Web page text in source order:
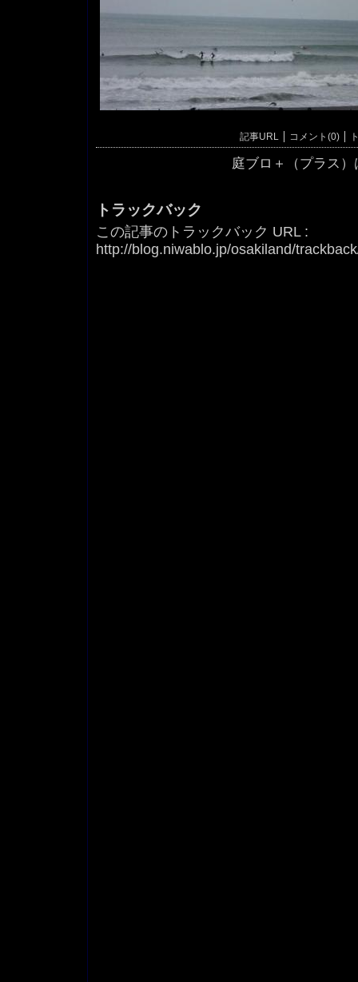
記事URL コメント(0)
庭ブロ＋（プラス）
トラックバック
この記事のトラックバック URL :
http://blog.niwablo.jp/osakiland/